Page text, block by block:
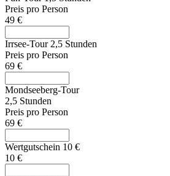
Preis pro Person
49 €
Irrsee-Tour 2,5 Stunden
Preis pro Person
69 €
Mondseeberg-Tour
2,5 Stunden
Preis pro Person
69 €
Wertgutschein 10 €
10 €